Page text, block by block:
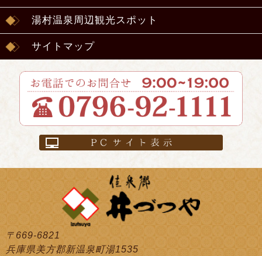
湯村温泉周辺観光スポット
サイトマップ
〒669-6821
兵庫県美方郡新温泉町湯1535